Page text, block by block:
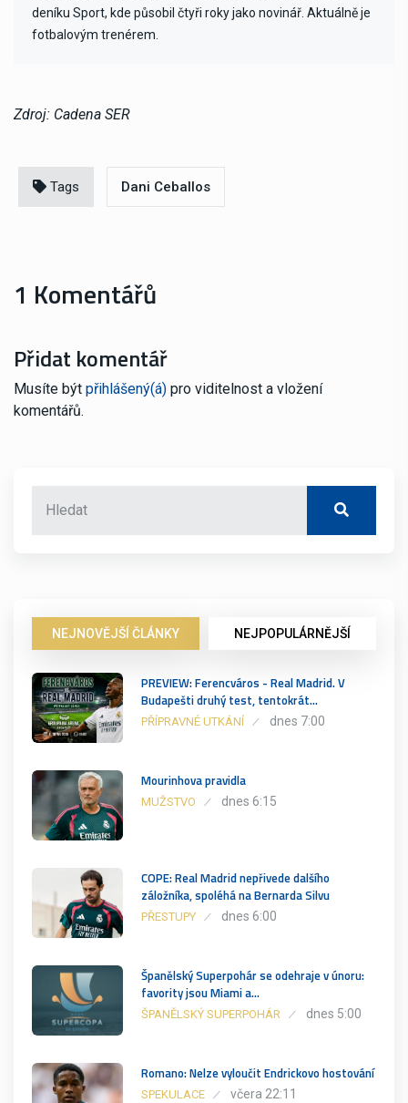
deníku Sport, kde působil čtyři roky jako novinář. Aktuálně je
fotbalovým trenérem.
Zdroj: Cadena SER
Tags Dani Ceballos
1 Komentářů
Přidat komentář
Musíte být přihlášený(á) pro viditelnost a vložení
komentářů.
NEJNOVĚJŠÍ ČLÁNKY NEJPOPULÁRNĚJŠÍ
PREVIEW: Ferencváros - Real Madrid. V
Budapešti druhý test, tentokrát…
PŘÍPRAVNÉ UTKÁNÍ dnes 7:00
Mourinhova pravidla
MUŽSTVO dnes 6:15
COPE: Real Madrid nepřivede dalšího
záložníka, spoléhá na Bernarda Silvu
PŘESTUPY dnes 6:00
Španělský Superpohár se odehraje v únoru:
favority jsou Miami a…
ŠPANĚLSKÝ SUPERPOHÁR dnes 5:00
Romano: Nelze vyloučit Endrickovo hostování
SPEKULACE včera 22:11